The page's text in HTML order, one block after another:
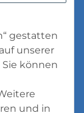
zzgl.
gestatten
unserer
Sie können
und in